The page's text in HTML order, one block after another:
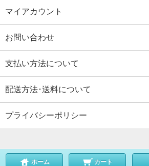
マイアカウント
お問い合わせ
支払い方法について
配送方法･送料について
プライバシーポリシー
ホーム カート